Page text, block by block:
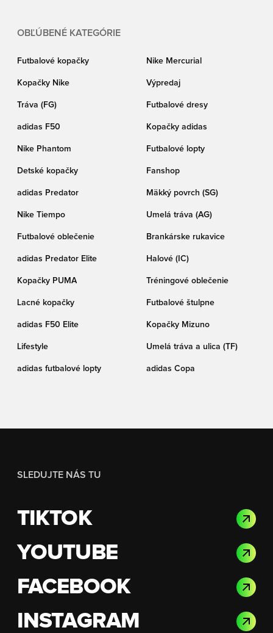
OBĽÚBENÉ KATEGÓRIE
Futbalové kopačky Nike Mercurial
Kopačky Nike Výpredaj
Tráva (FG) Futbalové dresy
adidas F50 Kopačky adidas
Nike Phantom Futbalové lopty
Detské kopačky Fanshop
adidas Predator Mäkký povrch (SG)
Nike Tiempo Umelá tráva (AG)
Futbalové oblečenie Brankárske rukavice
adidas Predator Elite Halové (IC)
Kopačky PUMA Tréningové oblečenie
Lacné kopačky Futbalové štulpne
adidas F50 Elite Kopačky Mizuno
Lifestyle Umelá tráva a ulica (TF)
adidas futbalové lopty adidas Copa
SLEDUJTE NÁS TU
TIKTOK
YOUTUBE
FACEBOOK
INSTAGRAM